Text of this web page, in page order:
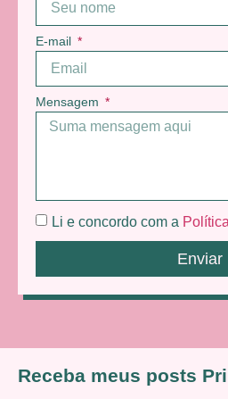
E-mail
Mensagem
Li e concordo com a
Enviar
Receba meus posts